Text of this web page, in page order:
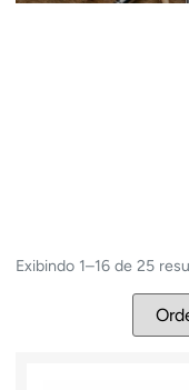
Exibindo 1–16 de 25